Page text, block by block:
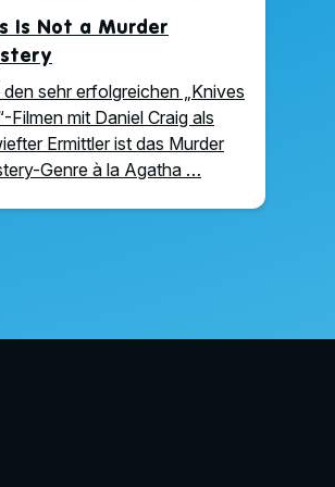
Is Not a Murder
den sehr erfolgreichen „Knives
Filmen mit Daniel Craig als
Ermittler ist das Murder
Genre à la Agatha …